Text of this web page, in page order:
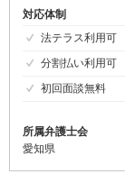
対応体制
法テラス利用可
分割払い利用可
初回面談無料
所属弁護士会
愛知県